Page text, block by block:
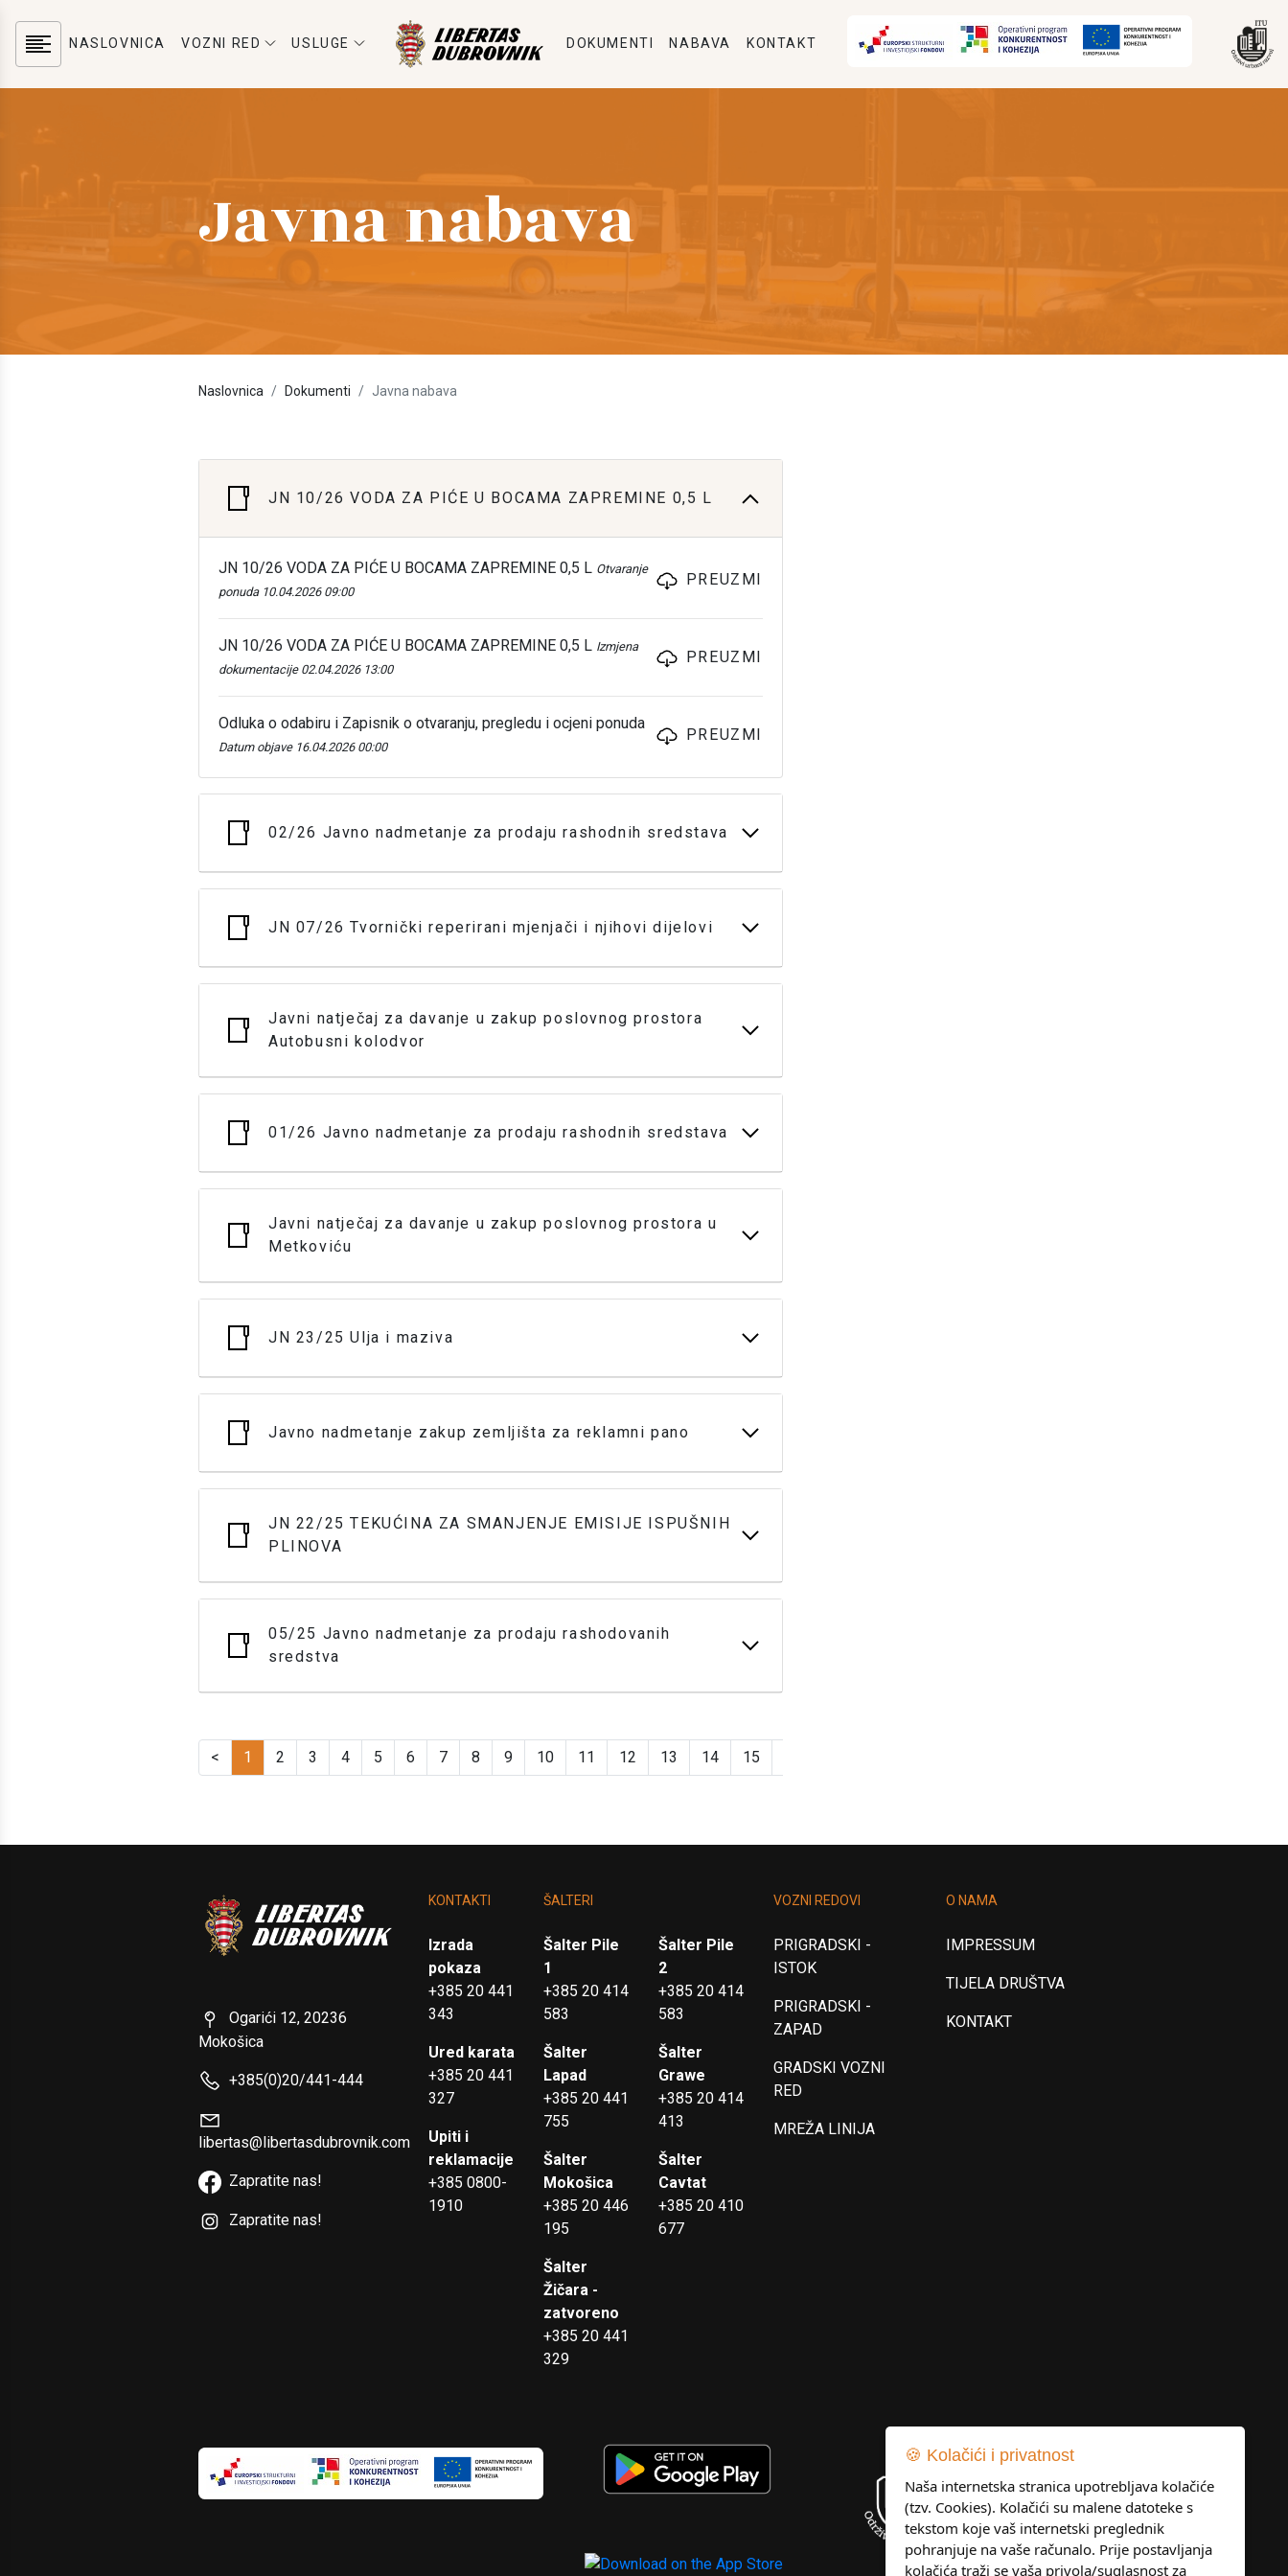
NASLOVNICA VOZNI RED USLUGE DOKUMENTI NABAVA KONTAKT
Javna nabava
Naslovnica Dokumenti Javna nabava
JN 10/26 VODA ZA PIĆE U BOCAMA ZAPREMINE 0,5 L
JN 10/26 VODA ZA PIĆE U BOCAMA ZAPREMINE 0,5 L Otvaranje
ponuda 10.04.2026 09:00
PREUZMI
JN 10/26 VODA ZA PIĆE U BOCAMA ZAPREMINE 0,5 L Izmjena
dokumentacije 02.04.2026 13:00
PREUZMI
Odluka o odabiru i Zapisnik o otvaranju, pregledu i ocjeni ponuda
Datum objave 16.04.2026 00:00
PREUZMI
02/26 Javno nadmetanje za prodaju rashodnih sredstava
JN 07/26 Tvornički reperirani mjenjači i njihovi dijelovi
Javni natječaj za davanje u zakup poslovnog prostora
Autobusni kolodvor
01/26 Javno nadmetanje za prodaju rashodnih sredstava
Javni natječaj za davanje u zakup poslovnog prostora u
Metkoviću
JN 23/25 Ulja i maziva
Javno nadmetanje zakup zemljišta za reklamni pano
JN 22/25 TEKUĆINA ZA SMANJENJE EMISIJE ISPUŠNIH
PLINOVA
05/25 Javno nadmetanje za prodaju rashodovanih
sredstva
< 1 2 3 4 5 6 7 8 9 10 11 12 13 14 15
Ogarići 12, 20236
Mokošica
+385(0)20/441-444
libertas@libertasdubrovnik.com
Zapratite nas!
Zapratite nas!
KONTAKTI
Izrada
pokaza
+385 20 441
343
Ured karata
+385 20 441
327
Upiti i
reklamacije
+385 0800-
1910
ŠALTERI
Šalter Pile
1
+385 20 414
583
Šalter Pile
2
+385 20 414
583
Šalter
Lapad
+385 20 441
755
Šalter
Grawe
+385 20 414
413
Šalter
Mokošica
+385 20 446
195
Šalter
Cavtat
+385 20 410
677
Šalter
Žičara -
zatvoreno
+385 20 441
329
VOZNI REDOVI
PRIGRADSKI -
ISTOK
PRIGRADSKI -
ZAPAD
GRADSKI VOZNI
RED
MREŽA LINIJA
O NAMA
IMPRESSUM
TIJELA DRUŠTVA
KONTAKT
🍪 Kolačići i privatnost
Naša internetska stranica upotrebljava kolačiće
(tzv. Cookies). Kolačići su malene datoteke s
tekstom koje vaš internetski preglednik
pohranjuje na vaše računalo. Prije postavljanja
kolačića traži se vaša privola/suglasnost za